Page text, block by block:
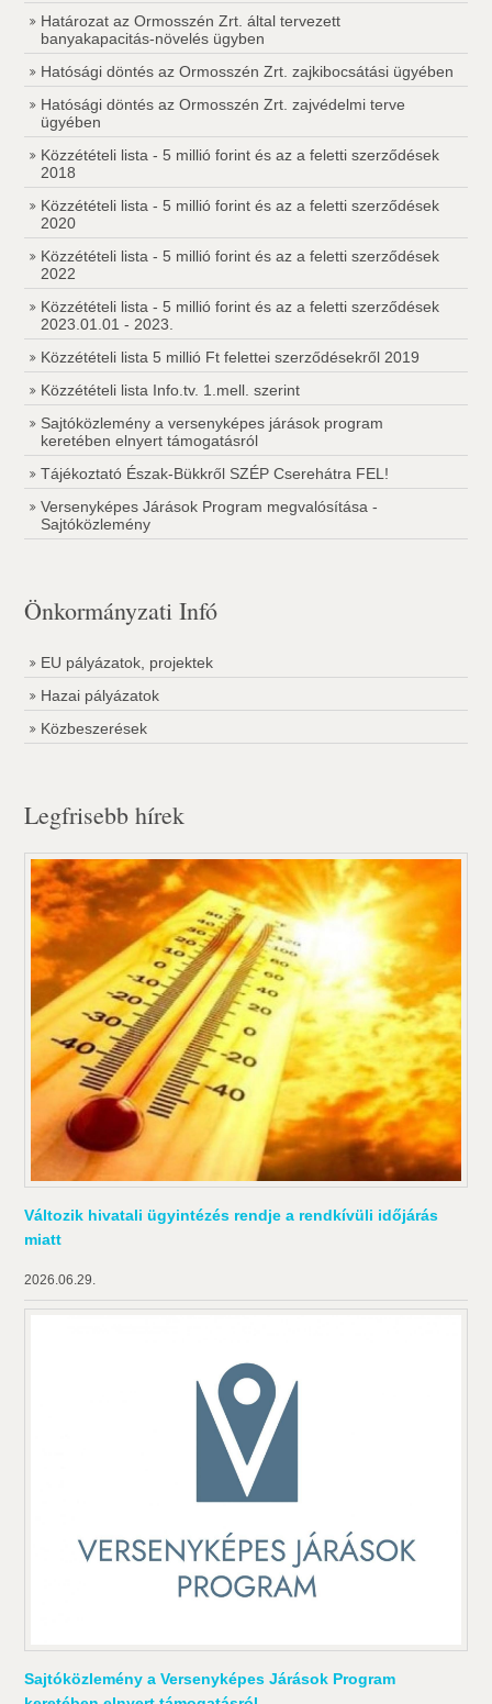
Határozat az Ormosszén Zrt. által tervezett
banyakapacitás-növelés ügyben
Hatósági döntés az Ormosszén Zrt. zajkibocsátási ügyében
Hatósági döntés az Ormosszén Zrt. zajvédelmi terve
ügyében
Közzétételi lista - 5 millió forint és az a feletti szerződések
2018
Közzétételi lista - 5 millió forint és az a feletti szerződések
2020
Közzétételi lista - 5 millió forint és az a feletti szerződések
2022
Közzétételi lista - 5 millió forint és az a feletti szerződések
2023.01.01 - 2023.
Közzétételi lista 5 millió Ft felettei szerződésekről 2019
Közzétételi lista Info.tv. 1.mell. szerint
Sajtóközlemény a versenyképes járások program
keretében elnyert támogatásról
Tájékoztató Észak-Bükkről SZÉP Cserehátra FEL!
Versenyképes Járások Program megvalósítása -
Sajtóközlemény
Önkormányzati Infó
EU pályázatok, projektek
Hazai pályázatok
Közbeszerések
Legfrisebb hírek
Változik hivatali ügyintézés rendje a rendkívüli időjárás
miatt
2026.06.29.
Sajtóközlemény a Versenyképes Járások Program